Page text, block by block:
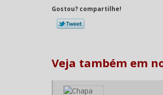
Gostou? compartilhe!
Veja também em